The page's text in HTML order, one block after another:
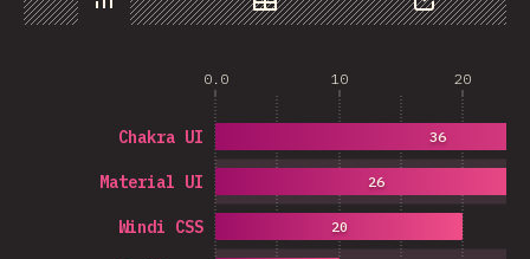
数据 分享
0.0 10 20
Windi CSS
Material UI
Chakra UI
20
26
36